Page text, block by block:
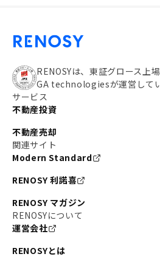
RENOSYは、東証グロース上
GA technologiesが運営してい
サービス
不動産投資
不動産売却
関連サイト
Modern Standard
RENOSY 利諾喜
RENOSY マガジン
RENOSYについて
運営会社
RENOSYとは